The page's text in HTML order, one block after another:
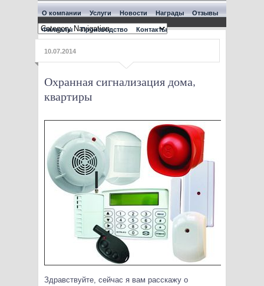
О компании Услуги Новости Награды Отзывы
Филиалы Производство Контакты
10.07.2014
Охранная сигнализация дома,
квартиры
Здравствуйте, сейчас я вам расскажу о